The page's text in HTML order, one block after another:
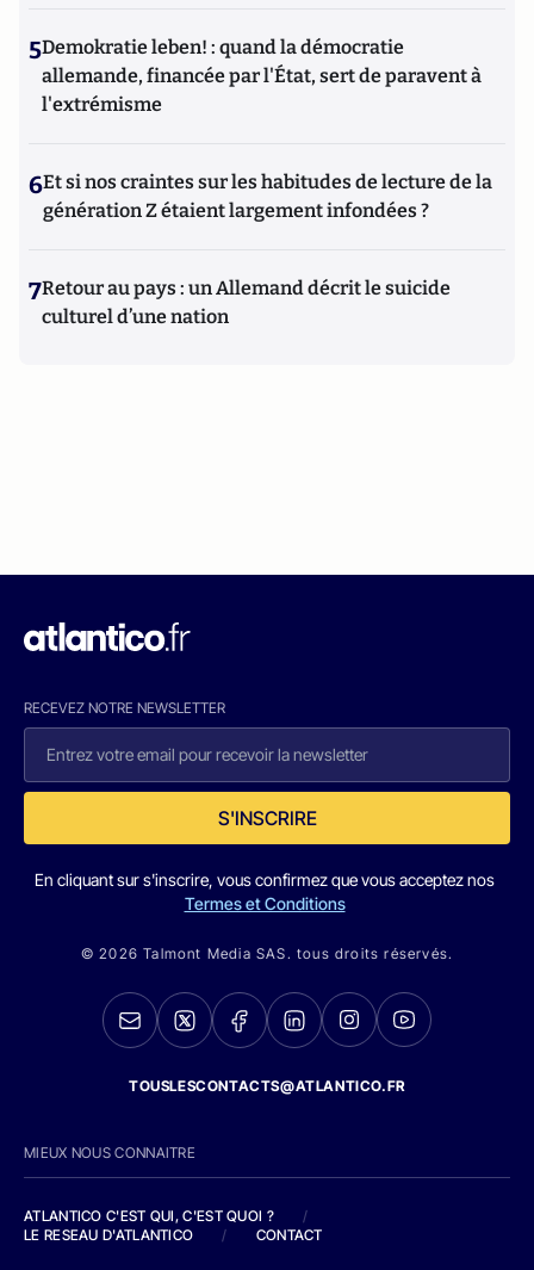
5Demokratie leben! : quand la démocratie
allemande, financée par l'État, sert de paravent à
l'extrémisme
6Et si nos craintes sur les habitudes de lecture de la
génération Z étaient largement infondées ?
7Retour au pays : un Allemand décrit le suicide
culturel d’une nation
RECEVEZ NOTRE NEWSLETTER
S'INSCRIRE
En cliquant sur s'inscrire, vous confirmez que vous acceptez nos
Termes et Conditions
© 2026 Talmont Media SAS. tous droits réservés.
TOUSLESCONTACTS@ATLANTICO.FR
MIEUX NOUS CONNAITRE
ATLANTICO C'EST QUI, C'EST QUOI ?
/
LE RESEAU D'ATLANTICO
/ CONTACT